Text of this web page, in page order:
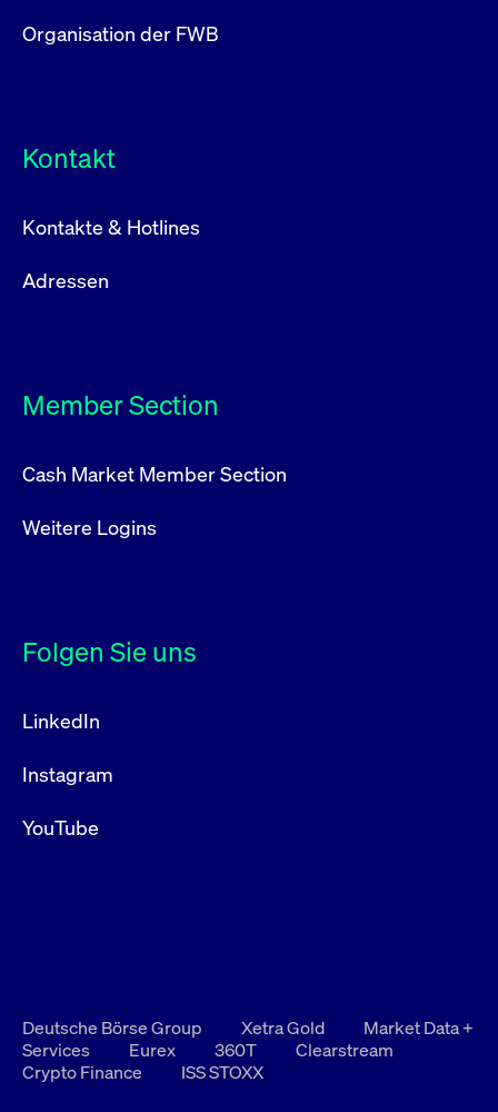
Organisation der FWB
Kontakt
Kontakte & Hotlines
Adressen
Member Section
Cash Market Member Section
Weitere Logins
Folgen Sie uns
LinkedIn
Instagram
YouTube
Deutsche Börse Group Xetra Gold
Market Data +
Services
Eurex 360T
Clearstream
Crypto Finance
ISS STOXX